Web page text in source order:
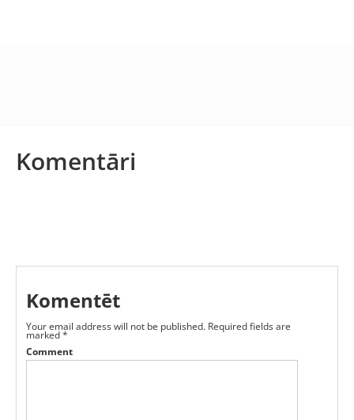
Komentāri
Komentēt
Your email address will not be published. Required fields are
marked*
Comment